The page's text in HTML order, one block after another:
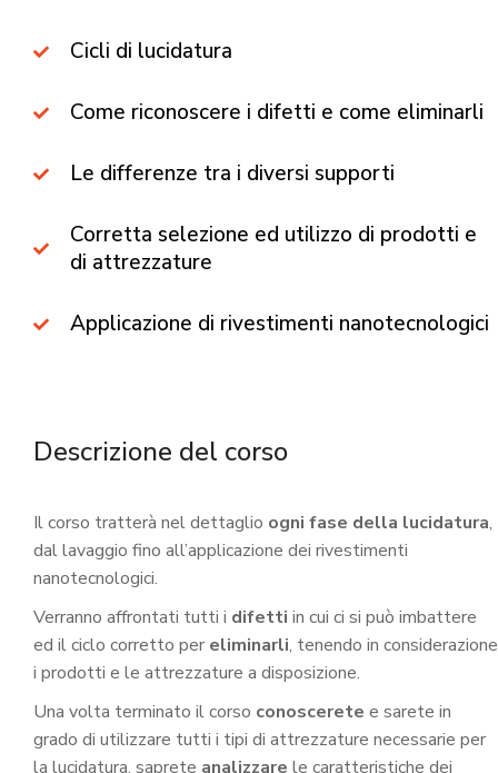
Cicli di lucidatura
Come riconoscere i difetti e come eliminarli
Le differenze tra i diversi supporti
Corretta selezione ed utilizzo di prodotti e
di attrezzature
Applicazione di rivestimenti nanotecnologici
Descrizione del corso
Il corso tratterà nel dettaglio ogni fase della lucidatura,
dal lavaggio fino all’applicazione dei rivestimenti
nanotecnologici.
Verranno affrontati tutti i difetti in cui ci si può imbattere
ed il ciclo corretto per eliminarli, tenendo in considerazione
i prodotti e le attrezzature a disposizione.
Una volta terminato il corso conoscerete e sarete in
grado di utilizzare tutti i tipi di attrezzature necessarie per
la lucidatura, saprete analizzare le caratteristiche dei